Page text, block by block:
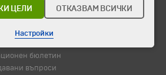
обслужване
бюлетин
въпроси
ЦЕЛИ ОТКАЗВАМ ВСИЧКИ
Настройки